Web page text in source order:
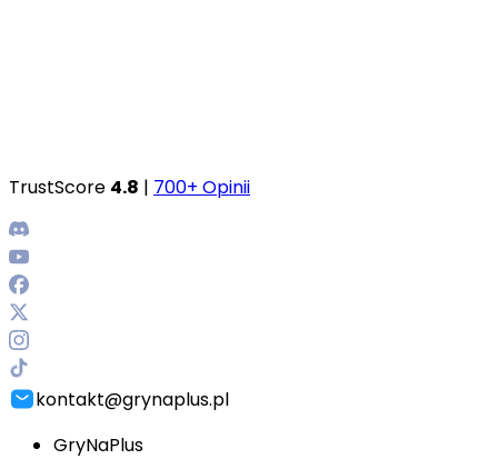
TrustScore 4.8 | 700+ Opinii
kontakt@grynaplus.pl
GryNaPlus